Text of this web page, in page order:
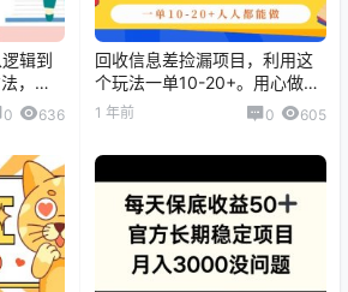
辑到
，月
0 636
回收信息差捡漏项目，利用这
个玩法一单10-20+。用心做一
天300！
1 年前 0 605